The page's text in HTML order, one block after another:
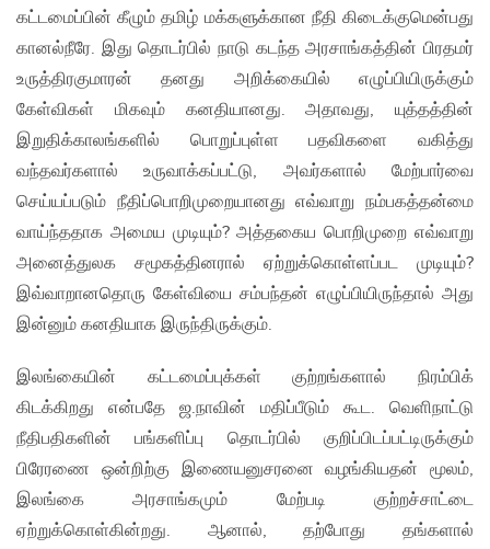
கட்டமைப்பின் கீழும் தமிழ் மக்களுக்கான நீதி கிடைக்குமென்பது
கானல்நீரே. இது தொடர்பில் நாடு கடந்த அரசாங்கத்தின் பிரதமர்
உருத்திரகுமாரன் தனது அறிக்கையில் எழுப்பியிருக்கும்
கேள்விகள் மிகவும் கனதியானது. அதாவது, யுத்தத்தின்
இறுதிக்காலங்களில் பொறுப்புள்ள பதவிகளை வகித்து
வந்தவர்களால் உருவாக்கப்பட்டு, அவர்களால் மேற்பார்வை
செய்யப்படும் நீதிப்பொறிமுறையானது எவ்வாறு நம்பகத்தன்மை
வாய்ந்ததாக அமைய முடியும்? அத்தகைய பொறிமுறை எவ்வாறு
அனைத்துலக சமூகத்தினரால் ஏற்றுக்கொள்ளப்பட முடியும்?
இவ்வாறானதொரு கேள்வியை சம்பந்தன் எழுப்பியிருந்தால் அது
இன்னும் கனதியாக இருந்திருக்கும்.
இலங்கையின் கட்டமைப்புக்கள் குற்றங்களால் நிரம்பிக்
கிடக்கிறது என்பதே ஜ.நாவின் மதிப்பீடும் கூட. வெளிநாட்டு
நீதிபதிகளின் பங்களிப்பு தொடர்பில் குறிப்பிடப்பட்டிருக்கும்
பிரேரணை ஒன்றிற்கு இணையனுசரனை வழங்கியதன் மூலம்,
இலங்கை அரசாங்கமும் மேற்படி குற்றச்சாட்டை
ஏற்றுக்கொள்கின்றது. ஆனால், தற்போது தங்களால்